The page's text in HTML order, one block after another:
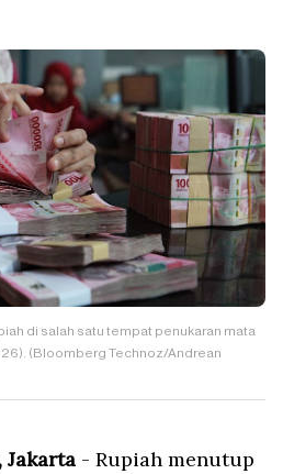
di salah satu tempat penukaran mata
(Bloomberg Technoz/Andrean
Jakarta - Rupiah menutup